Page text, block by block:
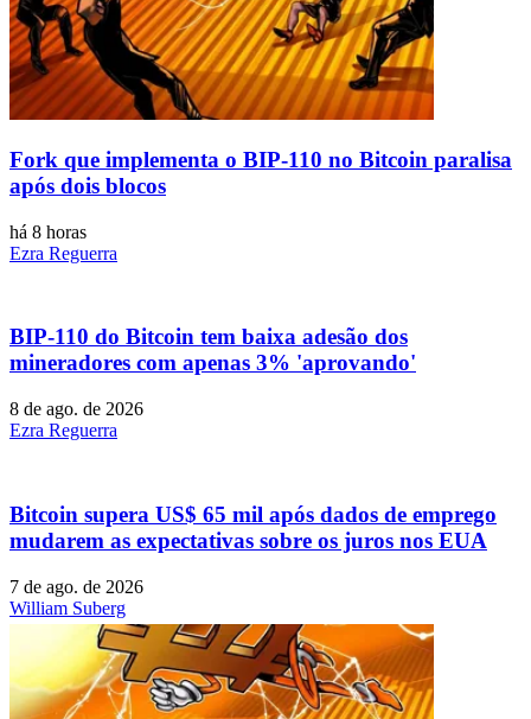
Fork que implementa o BIP-110 no Bitcoin paralisa
após dois blocos
há 8 horas
Ezra Reguerra
BIP-110 do Bitcoin tem baixa adesão dos
mineradores com apenas 3% 'aprovando'
8 de ago. de 2026
Ezra Reguerra
Bitcoin supera US$ 65 mil após dados de emprego
mudarem as expectativas sobre os juros nos EUA
7 de ago. de 2026
William Suberg